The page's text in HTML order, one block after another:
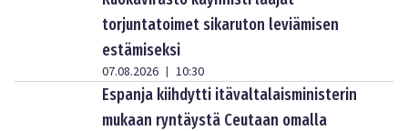
torjuntatoimet sikaruton leviämisen
estämiseksi
07.08.2026 | 10:30
Espanja kiihdytti itävaltalaisministerin
mukaan ryntäystä Ceutaan omalla